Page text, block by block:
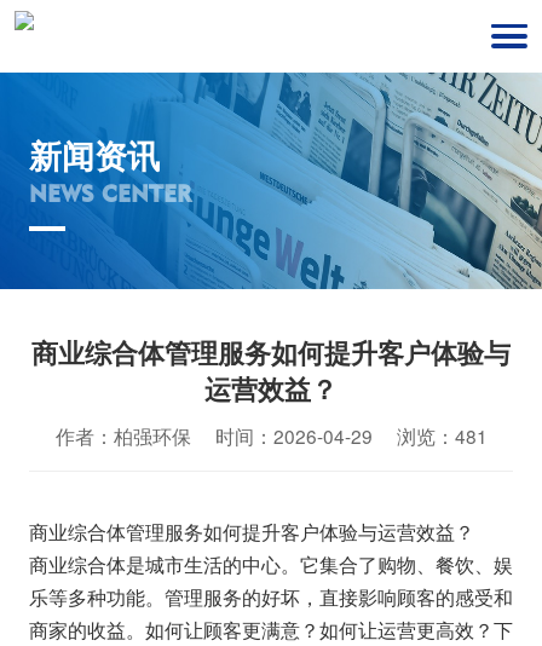
新闻资讯
NEWS CENTER
商业综合体管理服务如何提升客户体验与
运营效益？
作者：柏强环保 时间：2026-04-29 浏览：481
商业综合体管理服务如何提升客户体验与运营效益？
商业综合体是城市生活的中心。它集合了购物、餐饮、娱
乐等多种功能。管理服务的好坏，直接影响顾客的感受和
商家的收益。如何让顾客更满意？如何让运营更高效？下